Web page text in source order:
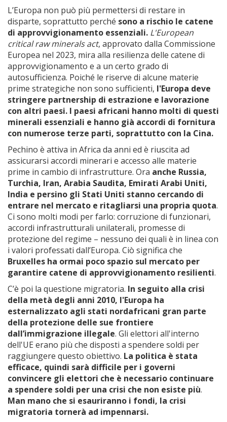
L’Europa non può più permettersi di restare in
disparte, soprattutto perché sono a rischio le catene
di approvvigionamento essenziali. L'European
critical raw minerals act, approvato dalla Commissione
Europea nel 2023, mira alla resilienza delle catene di
approvvigionamento e a un certo grado di
autosufficienza. Poiché le riserve di alcune materie
prime strategiche non sono sufficienti, l'Europa deve
stringere partnership di estrazione e lavorazione
con altri paesi. I paesi africani hanno molti di questi
minerali essenziali e hanno già accordi di fornitura
con numerose terze parti, soprattutto con la Cina.
Pechino è attiva in Africa da anni ed è riuscita ad
assicurarsi accordi minerari e accesso alle materie
prime in cambio di infrastrutture. Ora anche Russia,
Turchia, Iran, Arabia Saudita, Emirati Arabi Uniti,
India e persino gli Stati Uniti stanno cercando di
entrare nel mercato e ritagliarsi una propria quota.
Ci sono molti modi per farlo: corruzione di funzionari,
accordi infrastrutturali unilaterali, promesse di
protezione del regime – nessuno dei quali è in linea con
i valori professati dall’Europa. Ciò significa che
Bruxelles ha ormai poco spazio sul mercato per
garantire catene di approvvigionamento resilienti.
C’è poi la questione migratoria. In seguito alla crisi
della metà degli anni 2010, l'Europa ha
esternalizzato agli stati nordafricani gran parte
della protezione delle sue frontiere
dall’immigrazione illegale. Gli elettori all'interno
dell'UE erano più che disposti a spendere soldi per
raggiungere questo obiettivo. La politica è stata
efficace, quindi sarà difficile per i governi
convincere gli elettori che è necessario continuare
a spendere soldi per una crisi che non esiste più.
Man mano che si esauriranno i fondi, la crisi
migratoria tornerà ad impennarsi.